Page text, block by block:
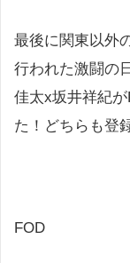
最後に関東以外
行われた激闘の
佳太x坂井祥紀
た！どちらも登
FOD